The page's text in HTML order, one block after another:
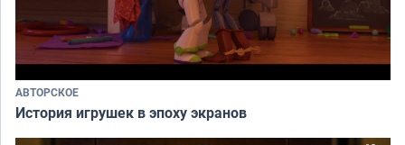
АВТОРСКОЕ
История игрушек в эпоху экранов